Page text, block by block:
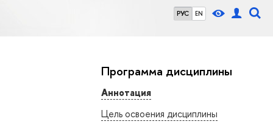
РУС EN
Программа дисциплины
Аннотация
Цель освоения дисциплины